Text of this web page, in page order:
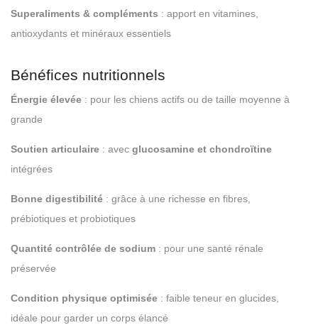
Superaliments & compléments : apport en vitamines,
antioxydants et minéraux essentiels
Bénéfices nutritionnels
Énergie élevée : pour les chiens actifs ou de taille moyenne à
grande
Soutien articulaire : avec glucosamine et chondroïtine
intégrées
Bonne digestibilité : grâce à une richesse en fibres,
prébiotiques et probiotiques
Quantité contrôlée de sodium : pour une santé rénale
préservée
Condition physique optimisée : faible teneur en glucides,
idéale pour garder un corps élancé